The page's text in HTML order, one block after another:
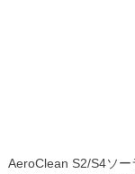
AeroClean S2/S4ソ